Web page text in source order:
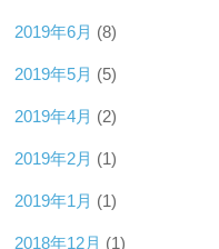
2019年6月 (8)
2019年5月 (5)
2019年4月 (2)
2019年2月 (1)
2019年1月 (1)
2018年12月 (1)